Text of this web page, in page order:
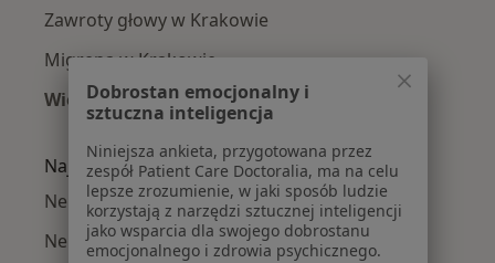
Zawroty głowy w Krakowie
Migrena w Krakowie
Więcej (15)
Więcej w kategorii: Najczęście leczone
Najpopularniejsze ubezpieczenia
Neurolodzy z Allianz w Krakowie
Neurolodzy z Signal Iduna w Krakowie
Dobrostan emocjonalny i
sztuczna inteligencja
Niniejsza ankieta, przygotowana przez
zespół Patient Care Doctoralia, ma na celu
lepsze zrozumienie, w jaki sposób ludzie
korzystają z narzędzi sztucznej inteligencji
jako wsparcia dla swojego dobrostanu
emocjonalnego i zdrowia psychicznego.